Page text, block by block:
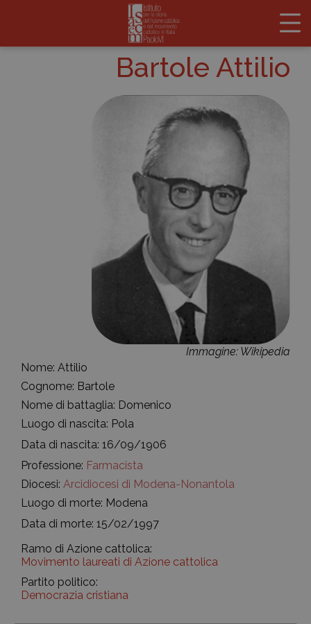
Bartole Attilio
Immagine: Wikipedia
Nome: Attilio
Cognome: Bartole
Nome di battaglia: Domenico
Luogo di nascita: Pola
Data di nascita: 16/09/1906
Professione: Farmacista
Diocesi:Arcidiocesi di Modena-Nonantola
Luogo di morte: Modena
Data di morte: 15/02/1997
Ramo di Azione cattolica:
Movimento laureati di Azione cattolica
Partito politico:
Democrazia cristiana